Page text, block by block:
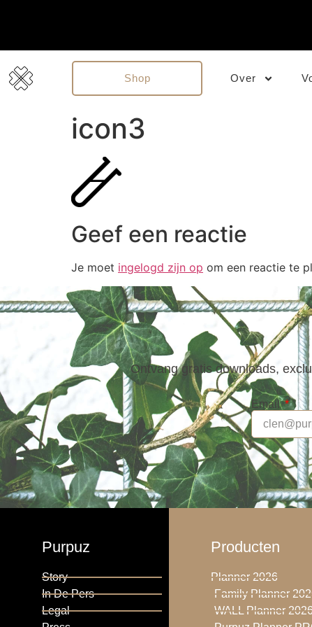
Shop Over
icon3
Geef een reactie
Je moet ingelogd zijn op om een reactie te
Ontvang gratis downloads,
Email
Purpuz
Story
In De Pers
Legal
Producten
Planner 2026
Family Planner
WALL Planner 2026